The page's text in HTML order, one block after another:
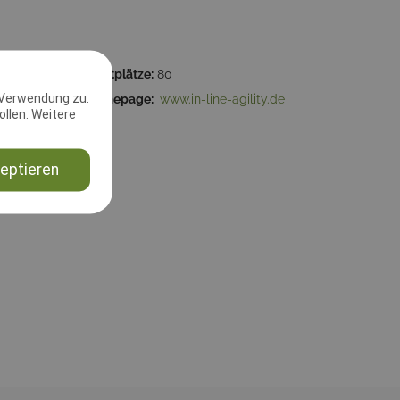
zu.
Weitere
Startplätze: 80
12c,
Homepage: www.in-line-agility.de